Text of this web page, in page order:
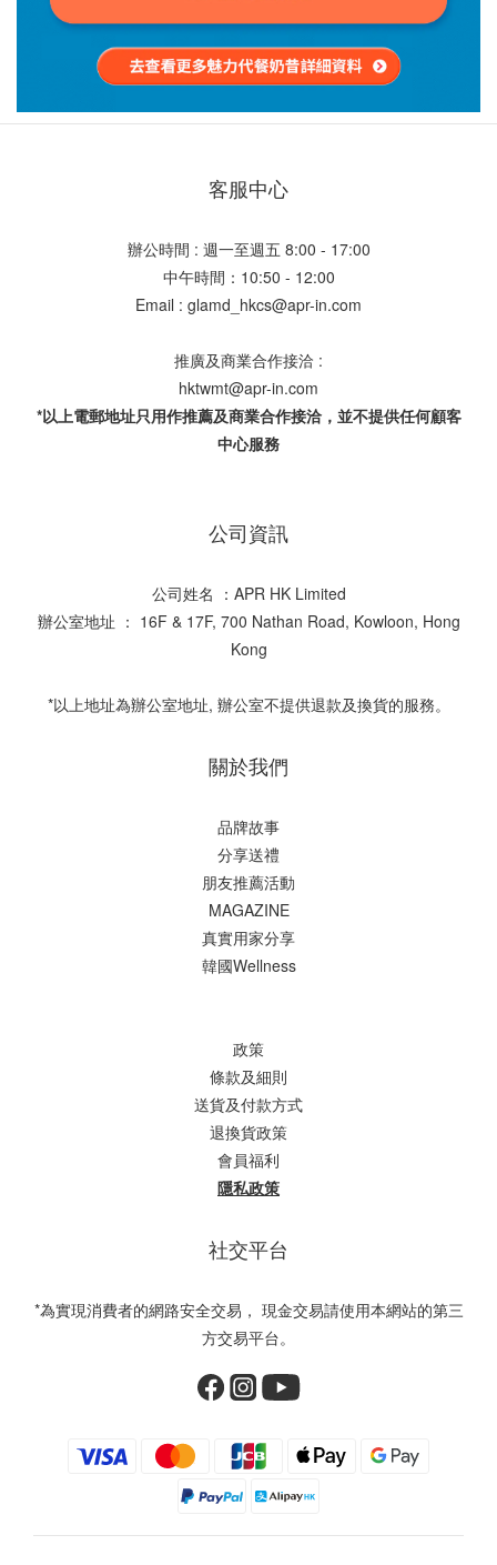
客服中心
辦公時間 : 週一至週五 8:00 - 17:00
中午時間：10:50 - 12:00
Email : glamd_hkcs@apr-in.com
推廣及商業合作接洽 :
hktwmt@apr-in.com
*以上電郵地址只用作推薦及商業合作接洽，並不提供任何顧客
中心服務
公司資訊
公司姓名 ：APR HK Limited
辦公室地址 ： 16F & 17F, 700 Nathan Road, Kowloon, Hong
Kong
*以上地址為辦公室地址, 辦公室不提供退款及換貨的服務。
關於我們
品牌故事
分享送禮
朋友推薦活動
MAGAZINE
真實用家分享
韓國Wellness
政策
條款及細則
送貨及付款方式
退換貨政策
會員福利
隱私政策
社交平台
*為實現消費者的網路安全交易， 現金交易請使用本網站的第三
方交易平台。